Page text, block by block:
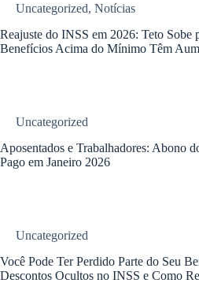
Uncategorized, Notícias
Reajuste do INSS em 2026: Teto Sobe
Benefícios Acima do Mínimo Têm
Uncategorized
Aposentados e Trabalhadores: Abono
Pago em Janeiro 2026
Uncategorized
Você Pode Ter Perdido Parte do Seu
Descontos Ocultos no INSS e Como